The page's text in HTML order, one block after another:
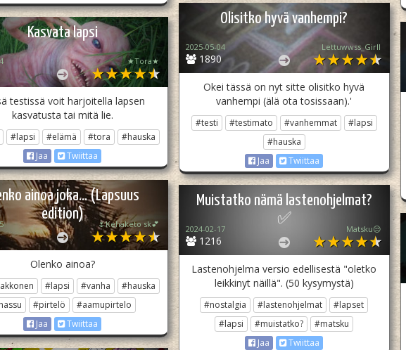
Olisitko hyvä vanhempi?
1890
2025-05-04 Lettuwwss_Girll
Okei tässä on nyt sitte olisitko hyvä
vanhempi (älä ota tosissaan).'
#testi #testimato #vanhemmat
#lapsi
#hauska
Jaa
Twiittaa
Kasvata lapsi
★Tora★
testissä voit harjoitella lapsen
kasvatusta tai mitä lie.
#lapsi #elämä #tora
#hauska
Jaa
Twiittaa
ainoa joka... (Lapsuus
edition)
🌷Kehäketo sk💕
Olenko ainoa?
#lapsi #vanha
#hauska
#pirtelö
#aamupirtelo
Jaa
Twiittaa
Muistatko nämä lastenohjelmat?
✅
1216
2024-02-17 Matsku😒
Lastenohjelma versio edellisestä "oletko
leikkinyt näillä". (50 kysymystä)
#nostalgia #lastenohjelmat
#lapset
#lapsi
#muistatko?
#matsku
Jaa
Twiittaa